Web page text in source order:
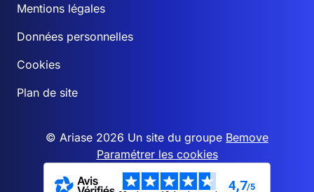
Mentions légales
Données personnelles
Cookies
Plan de site
© Ariase 2026 Un site du groupe Bemove
Paramétrer les cookies
4,7/5